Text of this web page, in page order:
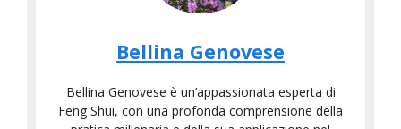
Bellina Genovese
Bellina Genovese è un’appassionata esperta di
Feng Shui, con una profonda comprensione della